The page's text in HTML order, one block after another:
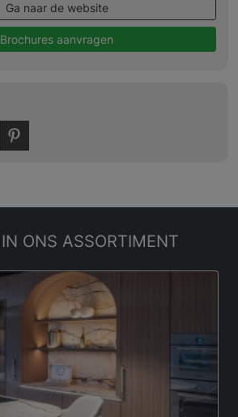
Ga naar de website
Brochures aanvragen
IN ONS ASSORTIMENT